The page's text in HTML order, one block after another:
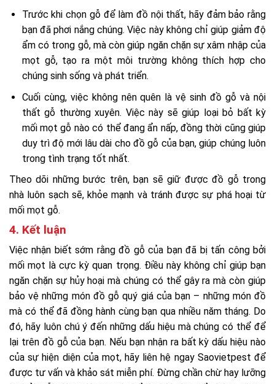
Trước khi chọn gỗ để làm đồ nội thất, hãy đảm bảo rằng
bạn đã phơi nắng chúng. Việc này không chỉ giúp giảm độ
ẩm có trong gỗ, mà còn giúp ngăn chặn sự xâm nhập của
mọt gỗ, tạo ra một môi trường không thích hợp cho
chúng sinh sống và phát triển.
Cuối cùng, việc không nên quên là vệ sinh đồ gỗ và nội
thất gỗ thường xuyên. Việc này sẽ giúp loại bỏ bất kỳ
mối mọt gỗ nào có thể đang ẩn nấp, đồng thời cũng giúp
duy trì độ mới lâu dài cho đồ gỗ của bạn, giúp chúng luôn
trong tình trạng tốt nhất.
Theo dõi những bước trên, bạn sẽ giữ được đồ gỗ trong
nhà luôn sạch sẽ, khỏe mạnh và tránh được sự phá hoại từ
mối mọt gỗ.
4. Kết luận
Việc nhận biết sớm rằng đồ gỗ của bạn đã bị tấn công bởi
mối mọt là cực kỳ quan trọng. Điều này không chỉ giúp bạn
ngăn chặn sự hủy hoại mà chúng có thể gây ra mà còn giúp
bảo vệ những món đồ gỗ quý giá của bạn – những món đồ
mà có thể đã đồng hành cùng bạn qua nhiều năm tháng. Do
đó, hãy luôn chú ý đến những dấu hiệu mà chúng có thể để
lại trên đồ gỗ của bạn. Nếu bạn nhận ra bất kỳ dấu hiệu nào
của sự hiện diện của mọt, hãy liên hệ ngay Saovietpest để
được tư vấn và khảo sát miễn phí. Đừng chần chừ hay lưỡng